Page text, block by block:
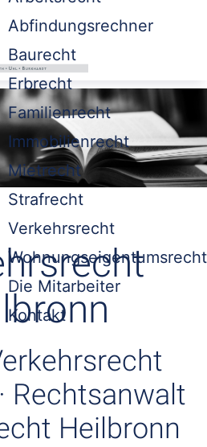
Abfindungsrechner
Baurecht
Erbrecht
Familienrecht
Immobilienrecht
Mietrecht
Strafrecht
Verkehrsrecht
Wohnungseigentumsrecht
Die Mitarbeiter
Kontakt
Rechtsanwalt
Heilbronn